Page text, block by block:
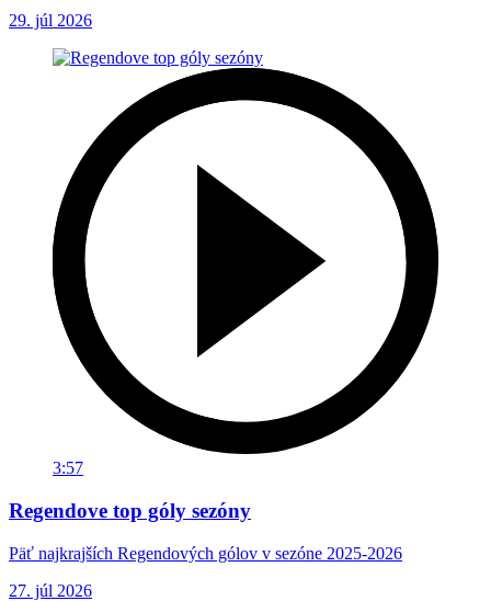
29. júl 2026
3:57
Regendove top góly sezóny
Päť najkrajších Regendových gólov v sezóne 2025-2026
27. júl 2026